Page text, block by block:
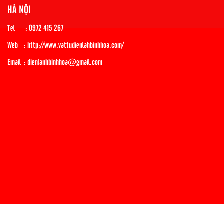
HÀ NỘI
Tel : 0972 415 267
Web : http://www.vattudienlahbinhhoa.com/
Email : dienlanhbinhhoa@gmail.com